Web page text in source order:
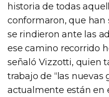
historia de todas
conformaron, que han
se rindieron ante las
ese camino recorrido
señaló Vizzotti, quien
trabajo de “las nuevas
actualmente están en